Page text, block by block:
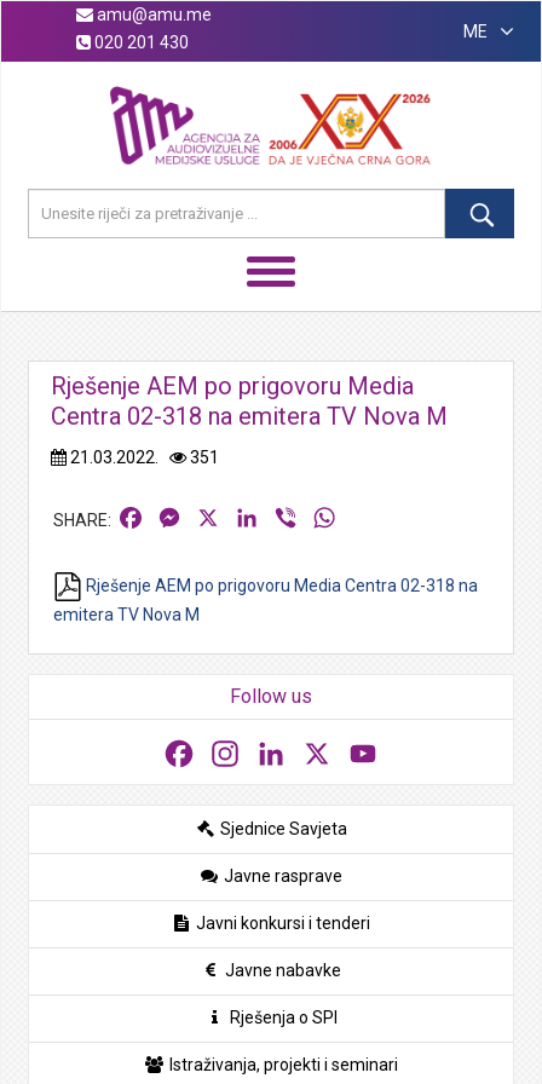
amu@amu.me
020 201 430
ME
Rješenje AEM po prigovoru Media
Centra 02-318 na emitera TV Nova M
21.03.2022. 351
FacebookMessengerLinkedIn
Viber
Rješenje AEM po prigovoru Media Centra 02-318 na
emitera TV Nova M
Follow us
FacebookInstagramLinkedIn
Sjednice Savjeta
Javne rasprave
Javni konkursi i tenderi
Javne nabavke
Rješenja o SPI
Istraživanja, projekti i seminari